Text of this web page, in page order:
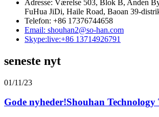
Adresse: Værelse 503, Blok B, Anden
FuHua JiDi, Haile Road, Baoan 39-
Telefon: +86 17376744658
Email: shouhan2@so-han.com
Skype:live:+86 13714926791
seneste nyt
01/11/23
Gode ​​nyheder!Shouhan Technology